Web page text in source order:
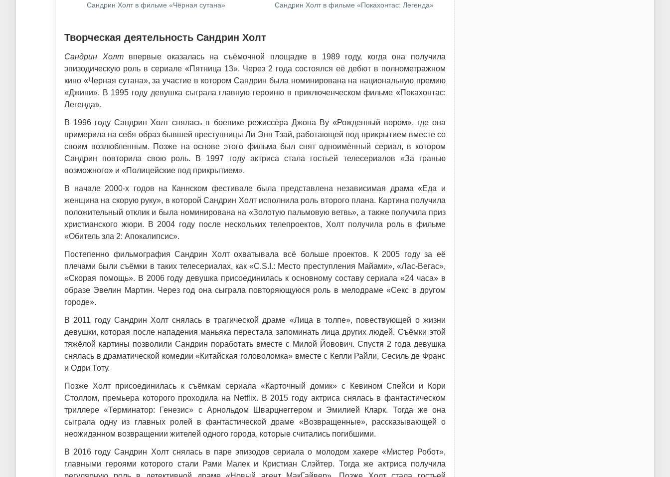
Сандрин Холт в фильме «Чёрная сутана» Сандрин Холт в фильме «Покахонтас: Легенда»
Творческая деятельность Сандрин Холт
Сандрин Холтвпервые оказалась на съёмочной площадке в 1989 году, когда она получила
эпизодическую роль в сериале «Пятница 13». Через 2 года состоялся её дебют в полнометражном
кино «Черная сутана», за участие в котором Сандрин была номинирована на национальную премию
«Джини». В 1995 году девушка сыграла главную героиню в приключенческом фильме «Покахонтас:
Легенда».
В 1996 году Сандрин Холт снялась в боевике режиссёра Джона Ву «Рожденный вором», где она
примерила на себя образ бывшей преступницы Ли Энн Тзай, работающей под прикрытием вместе со
своим возлюбленным. Позже на основе этого фильма был снят одноимённый сериал, в котором
Сандрин повторила свою роль. В 1997 году актриса стала гостьей телесериалов «За гранью
возможного» и «Полицейские под прикрытием».
В начале 2000-х годов на Каннском фестивале была представлена независимая драма «Еда и
женщина на скорую руку», в которой Сандрин Холт исполнила роль второго плана. Картина получила
положительный отклик и была номинирована на «Золотую пальмовую ветвь», а также получила приз
христианского жюри. В 2004 году после нескольких телепроектов, Холт получила роль в фильме
«Обитель зла 2: Апокалипсис».
Постепенно фильмография Сандрин Холт охватывала всё больше проектов. К 2005 году за её
плечами были съёмки в таких телесериалах, как «C.S.I.: Место преступления Майами», «Лас-Вегас»,
«Скорая помощь». В 2006 году девушка присоединилась к основному составу сериала «24 часа» в
образе Эвелин Мартин. Через год она сыграла повторяющуюся роль в мелодраме «Секс в другом
городе».
В 2011 году Сандрин Холт снялась в трагической драме «Лица в толпе», повествующей о жизни
девушки, которая после нападения маньяка перестала запоминать лица других людей. Съёмки этой
тяжёлой картины позволили Сандрин поработать вместе с Милой Йовович. Спустя 2 года девушка
снялась в драматической комедии «Китайская головоломка» вместе с Келли Райли, Сесиль де Франс
и Одри Тоту.
Позже Холт присоединилась к съёмкам сериала «Карточный домик» с Кевином Спейси и Кори
Столлом, премьера которого проходила на Netflix. В 2015 году актриса снялась в фантастическом
триллере «Терминатор: Генезис» с Арнольдом Шварцнеггером и Эмилией Кларк. Тогда же она
сыграла одну из главных ролей в фантастической драме «Возвращенные», рассказывающей о
неожиданном возвращении жителей одного города, которые считались погибшими.
В 2016 году Сандрин Холт снялась в паре эпизодов сериала о молодом хакере «Мистер Робот»,
главными героями которого стали Рами Малек и Кристиан Слэйтер. Тогда же актриса получила